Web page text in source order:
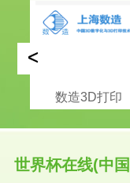
数造3D打印
<
世界杯在线(中